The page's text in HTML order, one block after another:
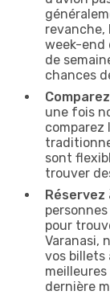
revanche,
week-end
de
chances
une fois
comparez
sont
trouver
Réservez
pour
Varanasi,
vos billets
dernière